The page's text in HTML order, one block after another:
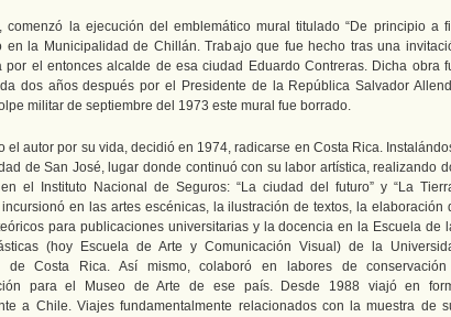
comenzó la ejecución del emblemático mural titulado “De principio a
en la Municipalidad de Chillán. Trabajo que fue hecho tras una
por el entonces alcalde de esa ciudad Eduardo Contreras. Dicha obra
dos años después por el Presidente de la República Salvador
militar de septiembre del 1973 este mural fue borrado.
el autor por su vida, decidió en 1974, radicarse en Costa Rica.
de San José, lugar donde continuó con su labor artística, realizando
el Instituto Nacional de Seguros: “La ciudad del futuro” y “La
incursionó en las artes escénicas, la ilustración de textos, la elaboración
para publicaciones universitarias y la docencia en la Escuela de
(hoy Escuela de Arte y Comunicación Visual) de la
de Costa Rica. Así mismo, colaboró en labores de
para el Museo de Arte de ese país. Desde 1988 viajó en
a Chile. Viajes fundamentalmente relacionados con la muestra de